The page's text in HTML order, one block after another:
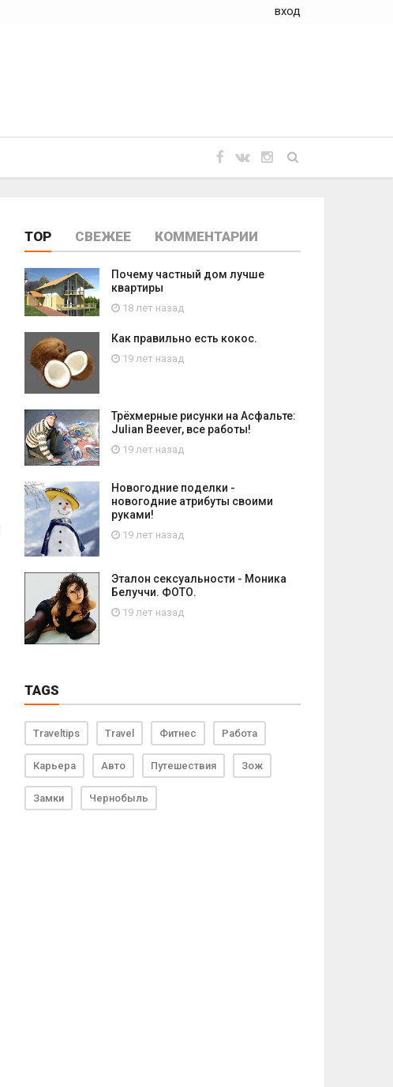
вход
TOP СВЕЖЕЕ КОММЕНТАРИИ
Почему частный дом лучше
квартиры
18 лет назад
Как правильно есть кокос.
19 лет назад
Трёхмерные рисунки на Асфальте:
Julian Beever, все работы!
19 лет назад
Новогодние поделки -
новогодние атрибуты своими
руками!
19 лет назад
Эталон сексуальности - Моника
Белуччи. ФОТО.
19 лет назад
TAGS
Traveltips Travel Фитнес Работа
Карьера Авто Путешествия Зож
Замки Чернобыль